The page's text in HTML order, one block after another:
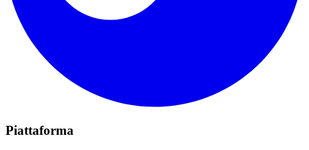
Piattaforma